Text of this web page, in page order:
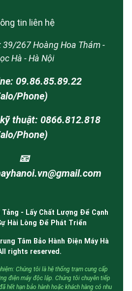
tin liên hệ
267 Hoàng Hoa Thám -
Hà - Hà Nội
09.86.85.89.22
Phone)
thuật: 0866.812.818
Phone)
📧
Tảng - Lấy Chất Lượng Để Cạnh
Hài Lòng Để Phát Triển
Tâm Bảo Hành Điện Máy Hà
rights reserved.
Chúng tôi là hệ thống trạm cung cấp
điện máy độc lập. Chúng tôi chuyên tiếp
hết hạn bảo hành hoặc khách hàng có nhu